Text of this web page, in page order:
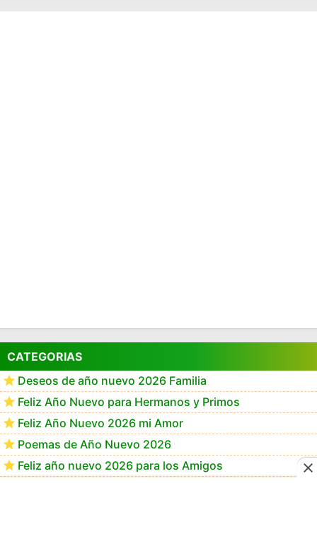
CATEGORIAS
Deseos de año nuevo 2026 Familia
Feliz Año Nuevo para Hermanos y Primos
Feliz Año Nuevo 2026 mi Amor
Poemas de Año Nuevo 2026
Feliz año nuevo 2026 para los Amigos